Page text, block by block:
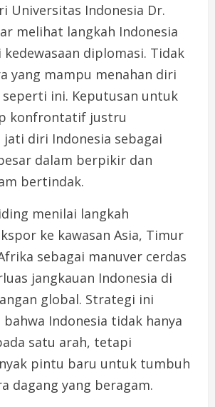
Universitas Indonesia Dr.
melihat langkah Indonesia
diplomasi. Tidak
yang mampu menahan diri
ini. Keputusan untuk
konfrontatif justru
jati diri Indonesia sebagai
dalam berpikir dan
bertindak.
menilai langkah
ke kawasan Asia, Timur
sebagai manuver cerdas
jangkauan Indonesia di
global. Strategi ini
Indonesia tidak hanya
satu arah, tetapi
pintu baru untuk tumbuh
dagang yang beragam.